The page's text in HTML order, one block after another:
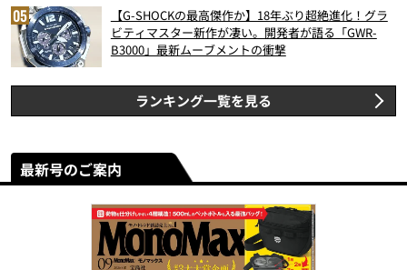
【G-SHOCKの最高傑作か】18年ぶり超絶進化！グラ
ビティマスター新作が凄い。開発者が語る「GWR-
B3000」最新ムーブメントの衝撃
ランキング一覧を見る
最新号のご案内